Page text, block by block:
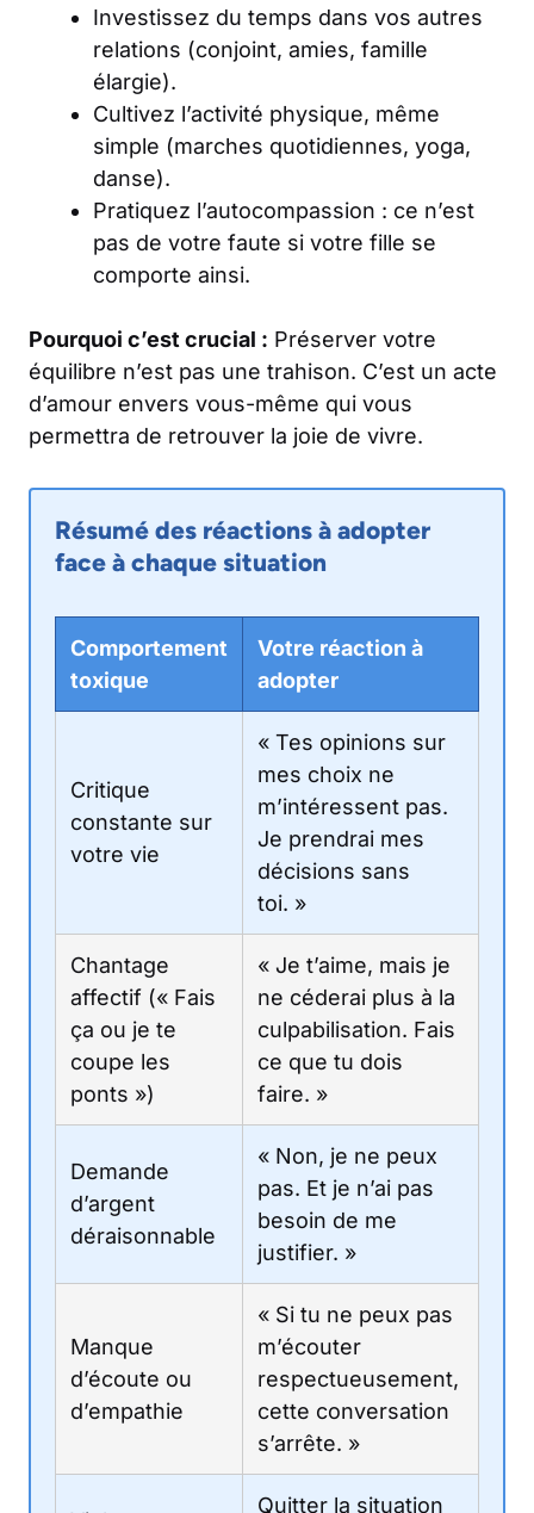
Investissez du temps dans vos autres
relations (conjoint, amies, famille
élargie).
Cultivez l’activité physique, même
simple (marches quotidiennes, yoga,
danse).
Pratiquez l’autocompassion : ce n’est
pas de votre faute si votre fille se
comporte ainsi.
Pourquoi c’est crucial : Préserver votre
équilibre n’est pas une trahison. C’est un acte
d’amour envers vous-même qui vous
permettra de retrouver la joie de vivre.
Résumé des réactions à adopter
face à chaque situation
Comportement
toxique
Votre réaction à
adopter
Critique
constante sur
votre vie
« Tes opinions sur
mes choix ne
m’intéressent pas.
Je prendrai mes
décisions sans
toi. »
Chantage
affectif (« Fais
ça ou je te
coupe les
ponts »)
« Je t’aime, mais je
ne céderai plus à la
culpabilisation. Fais
ce que tu dois
faire. »
Demande
d’argent
déraisonnable
« Non, je ne peux
pas. Et je n’ai pas
besoin de me
justifier. »
Manque
d’écoute ou
d’empathie
« Si tu ne peux pas
m’écouter
respectueusement,
cette conversation
s’arrête. »
Quitter la situation